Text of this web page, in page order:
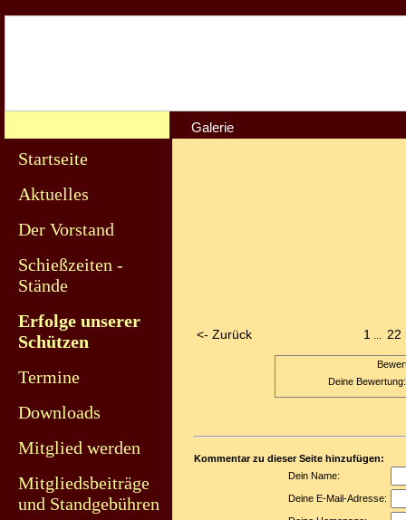
Startseite
Aktuelles
Der Vorstand
Schießzeiten -
Stände
Erfolge unserer
Schützen
Termine
Downloads
Mitglied werden
Mitgliedsbeiträge
und Standgebühren
Galerie
<- Zurück 1 22
Deine Bewertung:
Kommentar zu dieser Seite hinzufügen:
Dein Name:
Deine E-Mail-Adresse: